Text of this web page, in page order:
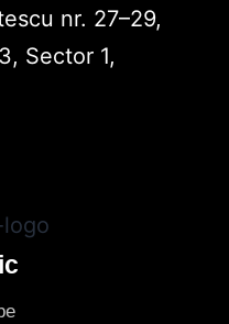
nr. 27–29,
Sector 1,